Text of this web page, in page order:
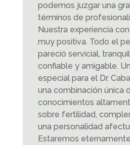
podemos juzgar una
términos de
Nuestra experiencia
muy positiva. Todo el
pareció servicial,
confiable y amigable.
especial para el Dr.
una combinación única
conocimientos
sobre fertilidad,
una personalidad
Estaremos